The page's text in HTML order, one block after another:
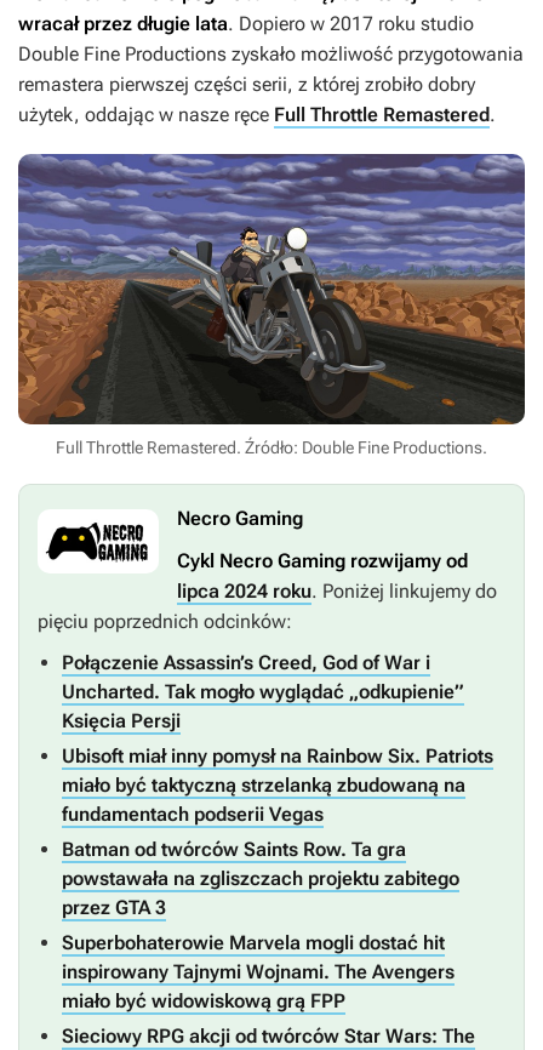
wracał przez długie lata. Dopiero w 2017 roku studio
Double Fine Productions zyskało możliwość przygotowania
remastera pierwszej części serii, z której zrobiło dobry
użytek, oddając w nasze ręce Full Throttle Remastered.
Full Throttle Remastered. Źródło: Double Fine Productions.
Necro Gaming
Cykl Necro Gaming rozwijamy od
lipca 2024 roku. Poniżej linkujemy do
pięciu poprzednich odcinków:
Połączenie Assassin’s Creed, God of War i
Uncharted. Tak mogło wyglądać „odkupienie”
Księcia Persji
Ubisoft miał inny pomysł na Rainbow Six. Patriots
miało być taktyczną strzelanką zbudowaną na
fundamentach podserii Vegas
Batman od twórców Saints Row. Ta gra
powstawała na zgliszczach projektu zabitego
przez GTA 3
Superbohaterowie Marvela mogli dostać hit
inspirowany Tajnymi Wojnami. The Avengers
miało być widowiskową grą FPP
Sieciowy RPG akcji od twórców Star Wars: The